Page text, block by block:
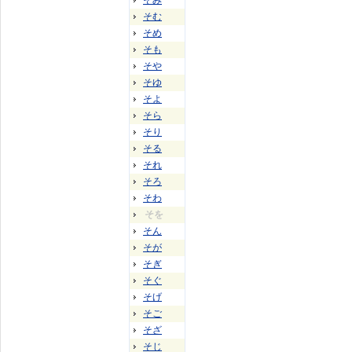
そむ
そめ
そも
そや
そゆ
そよ
そら
そり
そる
それ
そろ
そわ
そを
そん
そが
そぎ
そぐ
そげ
そご
そざ
そじ